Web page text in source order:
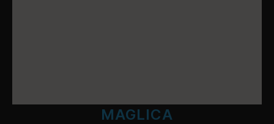
MAGLICA